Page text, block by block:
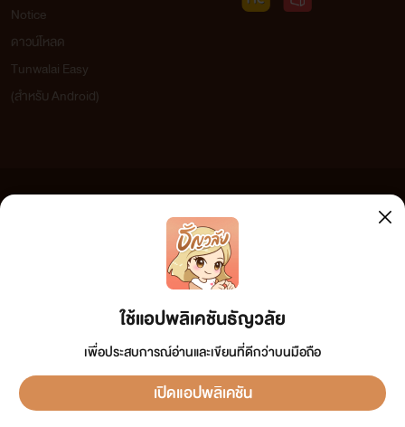
ใช้แอปพลิเคชันธัญวลัย
เพื่อประสบการณ์อ่านและเขียนที่ดีกว่าบนมือถือ
เปิดแอปพลิเคชัน
Notice
ดาวน์โหลด
Tunwalai Easy
(สำหรับ Android)
เว็บไซต์แห่งนี้ไม่ได้เห็นด้วยและไม่ขอรับผิดชอบต่อข้อความใดๆ ทั้งสิ้น ดังนั้นผู้อ่านทุกท่านโปรดใช้
วิจารณญาณในการกลั่นกรองด้วยตนเอง และหากท่านพบข้อความใดๆ ที่ขัดต่อกฎหมายและศีลธรรม
กรุณาแจ้งมาที่ tunwalai@ookbee.com เพื่อทีมงานจะได้ดำเนินการในทันที ทั้งนี้ ทางเว็บไซต์ขอสงวน
ลิขสิทธิ์ตามพระราชบัญญัติลิขสิทธิ์ (ฉบับเพิ่มเติม) พ.ศ.2558